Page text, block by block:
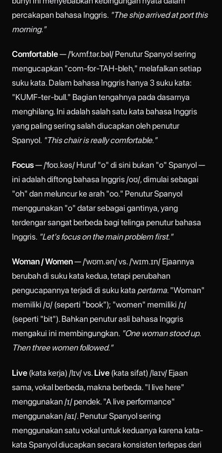
percakapan bahasa Inggris. "The ship arrived at port this
morning."
Comfortable— /ˈkʌmf.tər.bəl/ Penutur Spanyol sering
mengucapkan "com-for-TAH-bleh," melafalkan setiap
suku kata. Dalam bahasa Inggris hanya 3 suku kata:
"KUMF-ter-bull." Bagian tengahnya pada dasarnya
menghilang. Ini adalah salah satu kata bahasa Inggris
yang paling sering salah diucapkan oleh penutur
Spanyol. "This chair is really comfortable."
Focus— /ˈfoʊ.kəs/ Huruf "o" di sini bukan "o" Spanyol —
ini adalah diftong bahasa Inggris /oʊ/, dimulai sebagai
"oh" dan meluncur ke arah "oo." Penutur Spanyol
menggunakan "o" datar sebagai gantinya, yang
terdengar sangat berbeda bagi telinga penutur bahasa
Inggris. "Let's focus on the main problem first."
Woman / Women— /ˈwʊm.ən/ vs. /ˈwɪm.ɪn/ Ejaannya
berubah di suku kata kedua, tetapi perubahan
pengucapannya terjadi di suku kata pertama. "Woman"
memiliki /ʊ/ (seperti "book"); "women" memiliki /ɪ/
(seperti "bit"). Bahkan penutur asli bahasa Inggris
mengakui ini membingungkan. "One woman stood up.
Then three women followed."
Live (kata kerja) /lɪv/ vs. Live (kata sifat) /laɪv/ Ejaan
sama, vokal berbeda, makna berbeda. "I live here"
menggunakan /ɪ/ pendek. "A live performance"
menggunakan /aɪ/. Penutur Spanyol sering
menggunakan satu vokal untuk keduanya karena kata-
kata Spanyol diucapkan secara konsisten terlepas dari